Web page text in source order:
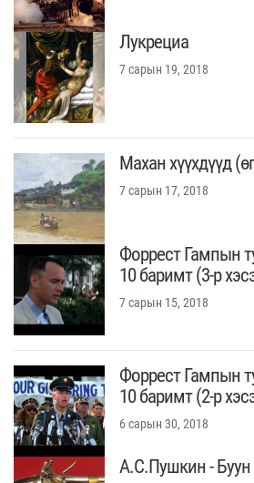
Лукрециа
7 сарын 19, 2018
Махан хүүхдүүд
7 сарын 17, 2018
Форрест Гампын
10 баримт (3-р
7 сарын 15, 2018
Форрест Гампын
10 баримт (2-р
6 сарын 30, 2018
А.С.Пушкин - Буун